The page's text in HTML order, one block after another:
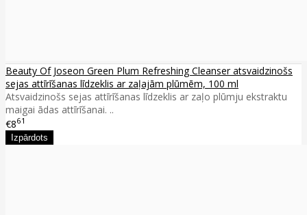
Beauty Of Joseon Green Plum Refreshing Cleanser atsvaidzinošs
sejas attīrīšanas līdzeklis ar zaļajām plūmēm, 100 ml
Atsvaidzinošs sejas attīrīšanas līdzeklis ar zaļo plūmju ekstraktu
maigai ādas attīrīšanai. ..
€861